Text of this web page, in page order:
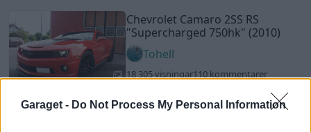
Garaget - Do Not Process My Personal Information
Chevrolet Camaro 2SS RS
"Supercharged 750hk" (2010)
Tohell
18 305 visningar110 kommentarer